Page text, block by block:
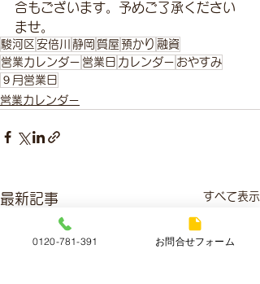
合もございます。予めご了承ください
ませ。
駿河区 安倍川 静岡 質屋 預かり 融資
営業カレンダー 営業日 カレンダー おやすみ
９月営業日
営業カレンダー
最新記事 すべて表示
0120-781-391 お問合せフォーム